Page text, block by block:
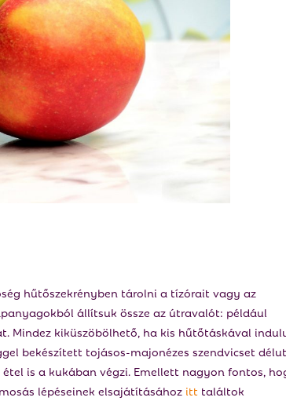
hűtőszekrényben tárolni a tízórait vagy az
állítsuk össze az útravalót: például
Mindez kiküszöbölhető, ha kis hűtőtáskával
bekészített tojásos-majonézes szendvicset
is a kukában végzi. Emellett nagyon fontos,
lépéseinek elsajátításához itt találtok